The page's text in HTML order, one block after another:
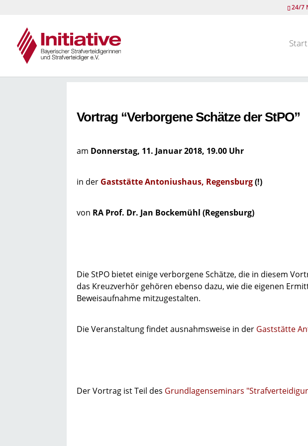
24/7
Start
Vortrag “Verborgene Schätze der StPO”
am Donnerstag, 11. Januar 2018, 19.00 Uhr
in der Gaststätte Antoniushaus, Regensburg(!)
von RA Prof. Dr. Jan Bockemühl (Regensburg)
Die StPO bietet einige verborgene Schätze, die in diesem
das Kreuzverhör gehören ebenso dazu, wie die eigenen
Beweisaufnahme mitzugestalten.
Die Veranstaltung findet ausnahmsweise in der Gaststätte
Der Vortrag ist Teil des Grundlagenseminars